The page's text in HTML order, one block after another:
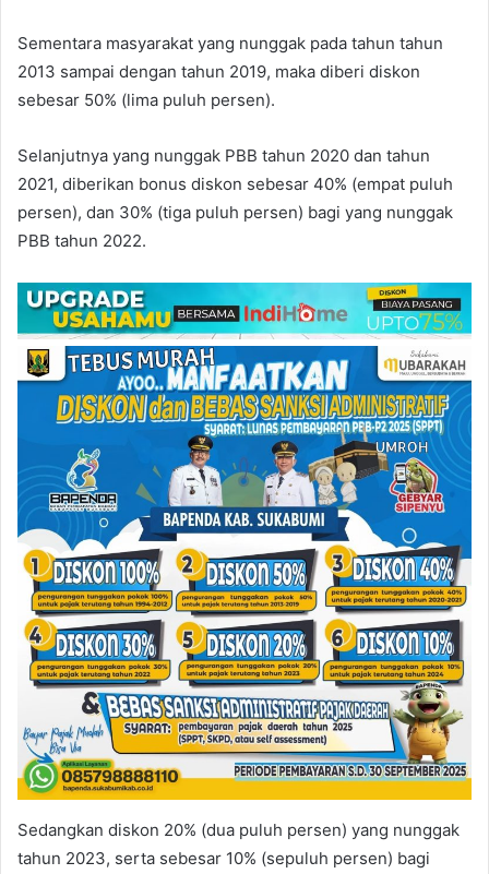
Sementara masyarakat yang nunggak pada tahun tahun
2013 sampai dengan tahun 2019, maka diberi diskon
sebesar 50% (lima puluh persen).
Selanjutnya yang nunggak PBB tahun 2020 dan tahun
2021, diberikan bonus diskon sebesar 40% (empat puluh
persen), dan 30% (tiga puluh persen) bagi yang nunggak
PBB tahun 2022.
Sedangkan diskon 20% (dua puluh persen) yang nunggak
tahun 2023, serta sebesar 10% (sepuluh persen) bagi